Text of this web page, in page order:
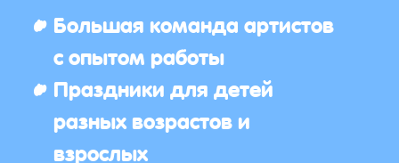
Большая команда артистов
с опытом работы
Праздники для детей
разных возрастов и
взрослых